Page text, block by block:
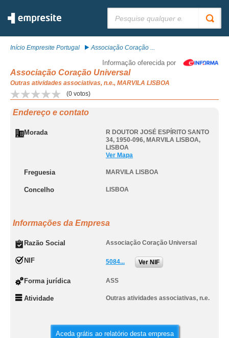
Início Empresite Portugal Associação Coração ...
Informação oferecida por
Associação Coração Universal
Outras atividades associativas, n.e., MARVILA LISBOA
(0 votos)
Endereço e contato
Morada
R DOUTOR JOSÉ ESPÍRITO SANTO
34, 1950-096, MARVILA LISBOA,
LISBOA
Ver Mapa
Freguesia MARVILA LISBOA
Concelho LISBOA
Informações da Empresa
Razão Social Associação Coração Universal
NIF 5084... Ver NIF
Forma jurídica ASS
Atividade Outras atividades associativas, n.e.
Aceda grátis ao relatório desta empresa